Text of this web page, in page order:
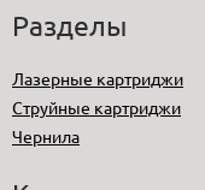
Разделы
Лазерные картриджи
Струйные картриджи
Чернила